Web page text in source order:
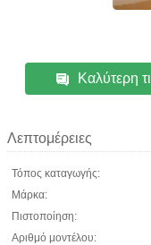
Καλύτερη
Λεπτομέρειες
Τόπος καταγωγής:
Μάρκα:
Πιστοποίηση:
Αριθμό μοντέλου: